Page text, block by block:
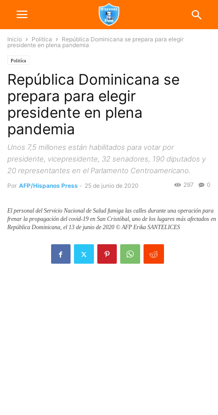
Inicio Politíca
República Dominicana se prepara para elegir
presidente en plena pandemia
Politíca
República Dominicana se
prepara para elegir
presidente en plena
pandemia
Unos 7,5 millones están habilitados para votar por
presidente, vicepresidente, 32 senadores, 190 diputados y
20 representantes en el Parlamento Centroamericano.
Por AFP/Hispanos Press - 25 de junio de 2020 0
297
El personal del Servicio Nacional de Salud fumiga las calles durante una operación para
frenar la propagación del covid-19 en San Cristóbal, uno de los lugares más afectados en
República Dominicana, el 13 de junio de 2020 © AFP Erika SANTELICES